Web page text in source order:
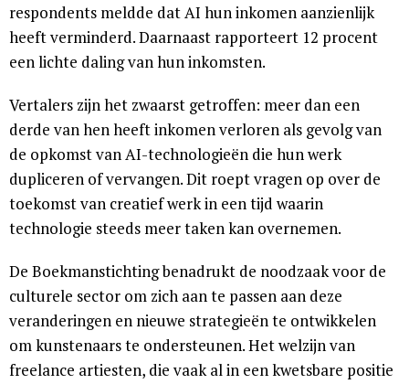
respondents meldde dat AI hun inkomen aanzienlijk
heeft verminderd. Daarnaast rapporteert 12 procent
een lichte daling van hun inkomsten.
Vertalers zijn het zwaarst getroffen: meer dan een
derde van hen heeft inkomen verloren als gevolg van
de opkomst van AI-technologieën die hun werk
dupliceren of vervangen. Dit roept vragen op over de
toekomst van creatief werk in een tijd waarin
technologie steeds meer taken kan overnemen.
De Boekmanstichting benadrukt de noodzaak voor de
culturele sector om zich aan te passen aan deze
veranderingen en nieuwe strategieën te ontwikkelen
om kunstenaars te ondersteunen. Het welzijn van
freelance artiesten, die vaak al in een kwetsbare positie